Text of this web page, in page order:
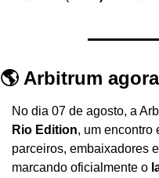
🌎 Arbitrum
No dia 07 de agosto, a
Rio Edition, um encontro
parceiros, embaixadores
marcando oficialmente o